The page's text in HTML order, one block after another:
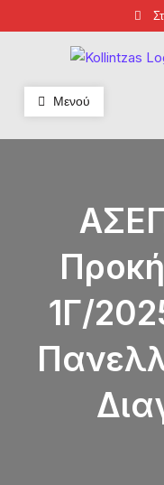
to
Φροντιστήρια
ΕΣΔΔΑ – ΑΣΕΠ –
Μενού
1Γ/